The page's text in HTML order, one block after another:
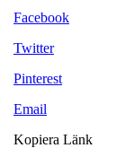
Facebook
Twitter
Pinterest
Email
Kopiera Länk